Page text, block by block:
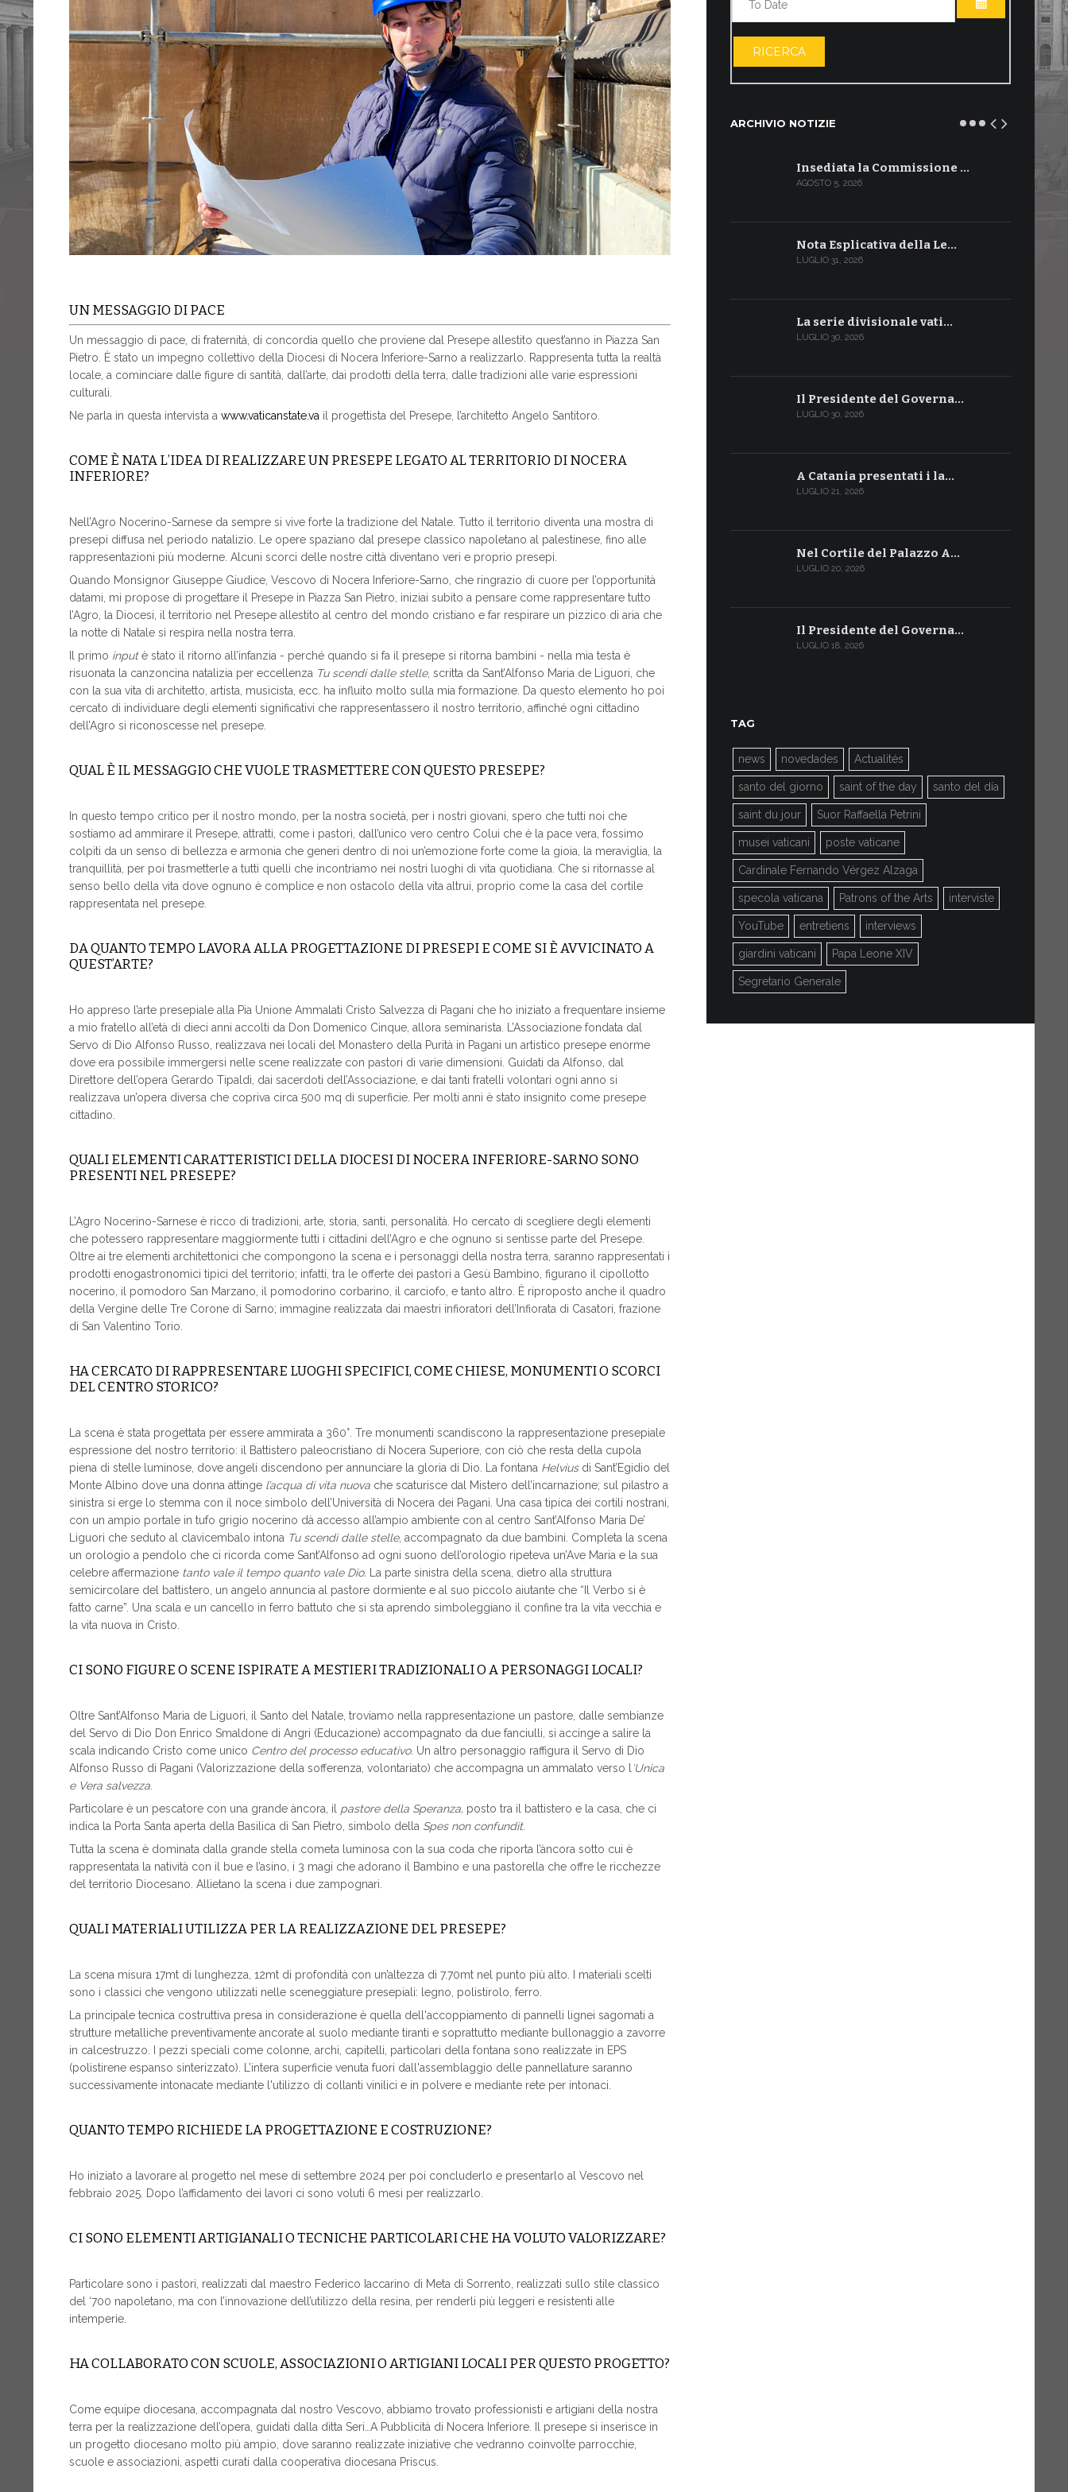
UN MESSAGGIO DI PACE
Un messaggio di pace, di fraternità, di concordia quello che proviene dal Presepe allestito quest’anno in Piazza San
Pietro. È stato un impegno collettivo della Diocesi di Nocera Inferiore-Sarno a realizzarlo. Rappresenta tutta la realtà
locale, a cominciare dalle figure di santità, dall’arte, dai prodotti della terra, dalle tradizioni alle varie espressioni
culturali.
Ne parla in questa intervista a www.vaticanstate.va il progettista del Presepe, l’architetto Angelo Santitoro.
COME È NATA L’IDEA DI REALIZZARE UN PRESEPE LEGATO AL TERRITORIO DI NOCERA
INFERIORE?
Nell’Agro Nocerino-Sarnese da sempre si vive forte la tradizione del Natale. Tutto il territorio diventa una mostra di
presepi diffusa nel periodo natalizio. Le opere spaziano dal presepe classico napoletano al palestinese, fino alle
rappresentazioni più moderne. Alcuni scorci delle nostre città diventano veri e proprio presepi.
Quando Monsignor Giuseppe Giudice, Vescovo di Nocera Inferiore-Sarno, che ringrazio di cuore per l’opportunità
datami, mi propose di progettare il Presepe in Piazza San Pietro, iniziai subito a pensare come rappresentare tutto
l’Agro, la Diocesi, il territorio nel Presepe allestito al centro del mondo cristiano e far respirare un pizzico di aria che
la notte di Natale si respira nella nostra terra.
Il primo inputè stato il ritorno all’infanzia - perché quando si fa il presepe si ritorna bambini - nella mia testa è
risuonata la canzoncina natalizia per eccellenza Tu scendi dalle stelle, scritta da Sant’Alfonso Maria de Liguori, che
con la sua vita di architetto, artista, musicista, ecc. ha influito molto sulla mia formazione. Da questo elemento ho poi
cercato di individuare degli elementi significativi che rappresentassero il nostro territorio, affinché ogni cittadino
dell’Agro si riconoscesse nel presepe.
QUAL È IL MESSAGGIO CHE VUOLE TRASMETTERE CON QUESTO PRESEPE?
In questo tempo critico per il nostro mondo, per la nostra società, per i nostri giovani, spero che tutti noi che
sostiamo ad ammirare il Presepe, attratti, come i pastori, dall’unico vero centro Colui che è la pace vera, fossimo
colpiti da un senso di bellezza e armonia che generi dentro di noi un’emozione forte come la gioia, la meraviglia, la
tranquillità, per poi trasmetterle a tutti quelli che incontriamo nei nostri luoghi di vita quotidiana. Che si ritornasse al
senso bello della vita dove ognuno è complice e non ostacolo della vita altrui, proprio come la casa del cortile
rappresentata nel presepe.
DA QUANTO TEMPO LAVORA ALLA PROGETTAZIONE DI PRESEPI E COME SI È AVVICINATO A
QUEST’ARTE?
Ho appreso l’arte presepiale alla Pia Unione Ammalati Cristo Salvezza di Pagani che ho iniziato a frequentare insieme
a mio fratello all’età di dieci anni accolti da Don Domenico Cinque, allora seminarista. L’Associazione fondata dal
Servo di Dio Alfonso Russo, realizzava nei locali del Monastero della Purità in Pagani un artistico presepe enorme
dove era possibile immergersi nelle scene realizzate con pastori di varie dimensioni. Guidati da Alfonso, dal
Direttore dell’opera Gerardo Tipaldi, dai sacerdoti dell’Associazione, e dai tanti fratelli volontari ogni anno si
realizzava un’opera diversa che copriva circa 500 mq di superficie. Per molti anni è stato insignito come presepe
cittadino.
QUALI ELEMENTI CARATTERISTICI DELLA DIOCESI DI NOCERA INFERIORE-SARNO SONO
PRESENTI NEL PRESEPE?
L’Agro Nocerino-Sarnese è ricco di tradizioni, arte, storia, santi, personalità. Ho cercato di scegliere degli elementi
che potessero rappresentare maggiormente tutti i cittadini dell’Agro e che ognuno si sentisse parte del Presepe.
Oltre ai tre elementi architettonici che compongono la scena e i personaggi della nostra terra, saranno rappresentati i
prodotti enogastronomici tipici del territorio; infatti, tra le offerte dei pastori a Gesù Bambino, figurano il cipollotto
nocerino, il pomodoro San Marzano, il pomodorino corbarino, il carciofo, e tanto altro. È riproposto anche il quadro
della Vergine delle Tre Corone di Sarno; immagine realizzata dai maestri infioratori dell’Infiorata di Casatori, frazione
di San Valentino Torio.
HA CERCATO DI RAPPRESENTARE LUOGHI SPECIFICI, COME CHIESE, MONUMENTI O SCORCI
DEL CENTRO STORICO?
La scena è stata progettata per essere ammirata a 360°. Tre monumenti scandiscono la rappresentazione presepiale
espressione del nostro territorio: il Battistero paleocristiano di Nocera Superiore, con ciò che resta della cupola
piena di stelle luminose, dove angeli discendono per annunciare la gloria di Dio. La fontana Helviusdi Sant’Egidio del
Monte Albino dove una donna attinge l’acqua di vita nuova che scaturisce dal Mistero dell’incarnazione; sul pilastro a
sinistra si erge lo stemma con il noce simbolo dell’Università di Nocera dei Pagani. Una casa tipica dei cortili nostrani,
con un ampio portale in tufo grigio nocerino dà accesso all’ampio ambiente con al centro Sant’Alfonso Maria De’
Liguori che seduto al clavicembalo intona Tu scendi dalle stelle, accompagnato da due bambini. Completa la scena
un orologio a pendolo che ci ricorda come Sant’Alfonso ad ogni suono dell’orologio ripeteva un’Ave Maria e la sua
celebre affermazione tanto vale il tempo quanto vale Dio. La parte sinistra della scena, dietro alla struttura
semicircolare del battistero, un angelo annuncia al pastore dormiente e al suo piccolo aiutante che “Il Verbo si è
fatto carne”. Una scala e un cancello in ferro battuto che si sta aprendo simboleggiano il confine tra la vita vecchia e
la vita nuova in Cristo.
CI SONO FIGURE O SCENE ISPIRATE A MESTIERI TRADIZIONALI O A PERSONAGGI LOCALI?
Oltre Sant’Alfonso Maria de Liguori, il Santo del Natale, troviamo nella rappresentazione un pastore, dalle sembianze
del Servo di Dio Don Enrico Smaldone di Angri (Educazione) accompagnato da due fanciulli, si accinge a salire la
scala indicando Cristo come unico Centro del processo educativo. Un altro personaggio raffigura il Servo di Dio
Alfonso Russo di Pagani (Valorizzazione della sofferenza, volontariato) che accompagna un ammalato verso l
’Unica
e Vera salvezza
Particolare è un pescatore con una grande àncora, il pastore della Speranza, posto tra il battistero e la casa, che ci
indica la Porta Santa aperta della Basilica di San Pietro, simbolo della Spes non confundit.
Tutta la scena è dominata dalla grande stella cometa luminosa con la sua coda che riporta l’àncora sotto cui è
rappresentata la natività con il bue e l’asino, i 3 magi che adorano il Bambino e una pastorella che offre le ricchezze
del territorio Diocesano. Allietano la scena i due zampognari.
QUALI MATERIALI UTILIZZA PER LA REALIZZAZIONE DEL PRESEPE?
La scena misura 17mt di lunghezza, 12mt di profondità con un’altezza di 7.70mt nel punto più alto. I materiali scelti
sono i classici che vengono utilizzati nelle sceneggiature presepiali: legno, polistirolo, ferro.
La principale tecnica costruttiva presa in considerazione è quella dell'accoppiamento di pannelli lignei sagomati a
strutture metalliche preventivamente ancorate al suolo mediante tiranti e soprattutto mediante bullonaggio a zavorre
in calcestruzzo. I pezzi speciali come colonne, archi, capitelli, particolari della fontana sono realizzate in EPS
(polistirene espanso sinterizzato). L’intera superficie venuta fuori dall'assemblaggio delle pannellature saranno
successivamente intonacate mediante l'utilizzo di collanti vinilici e in polvere e mediante rete per intonaci.
QUANTO TEMPO RICHIEDE LA PROGETTAZIONE E COSTRUZIONE?
Ho iniziato a lavorare al progetto nel mese di settembre 2024 per poi concluderlo e presentarlo al Vescovo nel
febbraio 2025. Dopo l’affidamento dei lavori ci sono voluti 6 mesi per realizzarlo.
CI SONO ELEMENTI ARTIGIANALI O TECNICHE PARTICOLARI CHE HA VOLUTO VALORIZZARE?
Particolare sono i pastori, realizzati dal maestro Federico Iaccarino di Meta di Sorrento, realizzati sullo stile classico
del ‘700 napoletano, ma con l’innovazione dell’utilizzo della resina, per renderli più leggeri e resistenti alle
intemperie.
HA COLLABORATO CON SCUOLE, ASSOCIAZIONI O ARTIGIANI LOCALI PER QUESTO PROGETTO?
Come equipe diocesana, accompagnata dal nostro Vescovo, abbiamo trovato professionisti e artigiani della nostra
terra per la realizzazione dell’opera, guidati dalla ditta Seri…A Pubblicità di Nocera Inferiore. Il presepe si inserisce in
un progetto diocesano molto più ampio, dove saranno realizzate iniziative che vedranno coinvolte parrocchie,
scuole e associazioni, aspetti curati dalla cooperativa diocesana Priscus.
APRI IL
RICERCA
ARCHIVIO NOTIZIE
Insediata la Commissione …
AGOSTO 5, 2026
Nota Esplicativa della Le…
LUGLIO 31, 2026
La serie divisionale vati…
LUGLIO 30, 2026
Il Presidente del Governa…
LUGLIO 30, 2026
A Catania presentati i la…
LUGLIO 21, 2026
Nel Cortile del Palazzo A…
LUGLIO 20, 2026
Il Presidente del Governa…
LUGLIO 18, 2026
TAG
news novedades Actualités
santo del giorno saint of the day santo del día
saint du jour Suor Raffaella Petrini
musei vaticani poste vaticane
Cardinale Fernando Vérgez Alzaga
specola vaticana Patrons of the Arts interviste
YouTube entretiens interviews
giardini vaticani Papa Leone XIV
Segretario Generale